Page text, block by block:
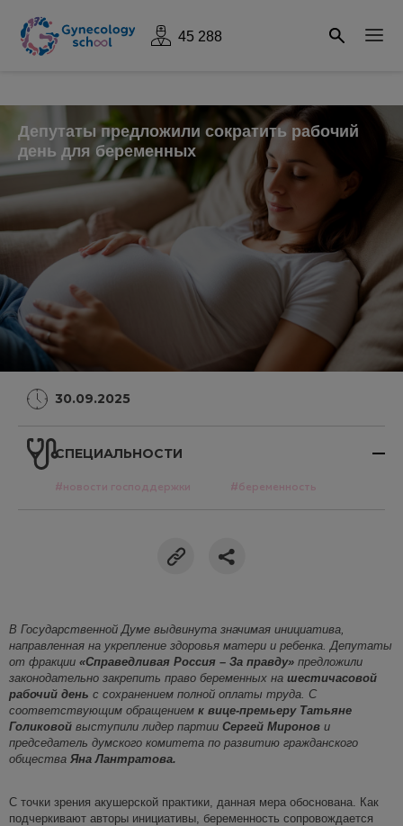
45 288
Депутаты предложили сократить рабочий
день для беременных
30.09.2025
СПЕЦИАЛЬНОСТИ
#новости господдержки #беременность
В Государственной Думе выдвинута значимая инициатива,
направленная на укрепление здоровья матери и ребенка. Депутаты
от фракции «Справедливая Россия – За правду» предложили
законодательно закрепить право беременных на шестичасовой
рабочий день с сохранением полной оплаты труда. С
соответствующим обращением к вице-премьеру Татьяне
Голиковой выступили лидер партии Сергей Миронов и
председатель думского комитета по развитию гражданского
общества Яна Лантратова.
С точки зрения акушерской практики, данная мера обоснована. Как
подчеркивают авторы инициативы, беременность сопровождается